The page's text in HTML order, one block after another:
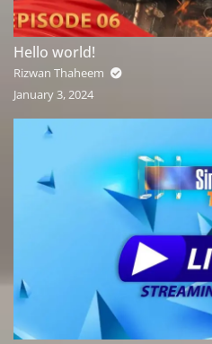
Hello world!
Rizwan Thaheem
January 3, 2024